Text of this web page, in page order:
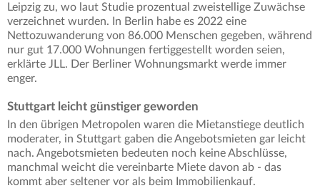
Leipzig zu, wo laut Studie prozentual zweistellige Zuwächse
verzeichnet wurden. In Berlin habe es 2022 eine
Nettozuwanderung von 86.000 Menschen gegeben, während
nur gut 17.000 Wohnungen fertiggestellt worden seien,
erklärte JLL. Der Berliner Wohnungsmarkt werde immer
enger.
Stuttgart leicht günstiger geworden
In den übrigen Metropolen waren die Mietanstiege deutlich
moderater, in Stuttgart gaben die Angebotsmieten gar leicht
nach. Angebotsmieten bedeuten noch keine Abschlüsse,
manchmal weicht die vereinbarte Miete davon ab - das
kommt aber seltener vor als beim Immobilienkauf.